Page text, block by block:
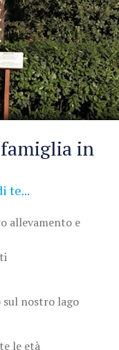
in
te...
allevamento e
nostro lago
le età